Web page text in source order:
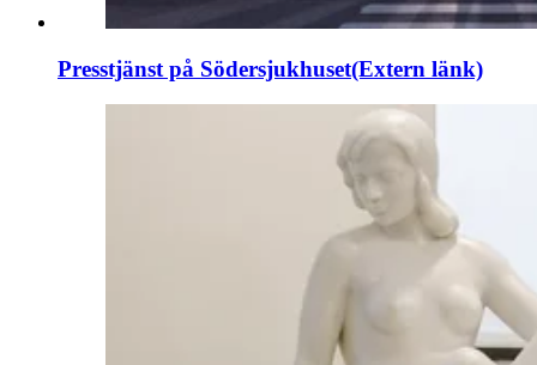
Presstjänst på Södersjukhuset(Extern länk)